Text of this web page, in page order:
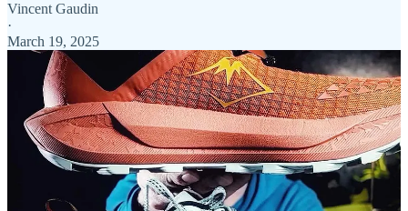
Vincent Gaudin
·
March 19, 2025